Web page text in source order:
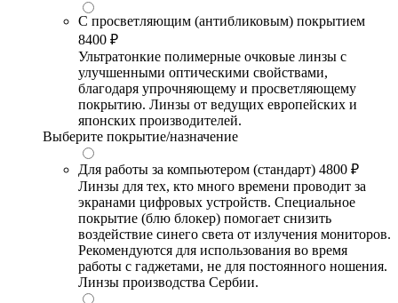
С просветляющим (антибликовым) покрытием
8400 ₽
Ультратонкие полимерные очковые линзы с
улучшенными оптическими свойствами,
благодаря упрочняющему и просветляющему
покрытию. Линзы от ведущих европейских и
японских производителей.
Выберите покрытие/назначение
Для работы за компьютером (стандарт) 4800 ₽
Линзы для тех, кто много времени проводит за
экранами цифровых устройств. Специальное
покрытие (блю блокер) помогает снизить
воздействие синего света от излучения мониторов.
Рекомендуются для использования во время
работы с гаджетами, не для постоянного ношения.
Линзы производства Сербии.